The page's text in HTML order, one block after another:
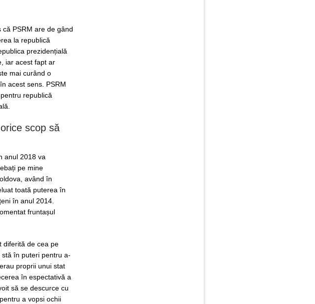
PSRM are de gând
la republică
prezidențială
iar acest fapt ar
mai curând o
acest sens. PSRM
republică
scop să
anul 2018 va
pe mine
având în
toată puterea în
în anul 2014.
fruntașul
diferită de cea pe
în puteri pentru a-
proprii unui stat
în espectativă a
să se descurce cu
a vopsi ochii